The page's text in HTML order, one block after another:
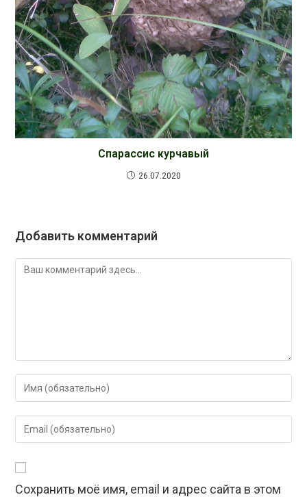
Спарассис курчавый
26.07.2020
Добавить комментарий
Комментарий
Введите
свое
имя
или
чтобы
Введите
свой
адрес,
чтобы
Сохранить моё имя, email и адрес сайта в этом